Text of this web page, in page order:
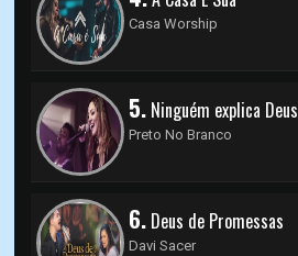
Casa Worship
5. Ninguém explica Deus
Preto No Branco
6. Deus de Promessas
Davi Sacer